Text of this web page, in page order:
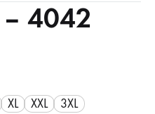
– 4042
XL XXL 3XL